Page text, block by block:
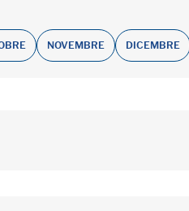
NOVEMBRE DICEMBRE